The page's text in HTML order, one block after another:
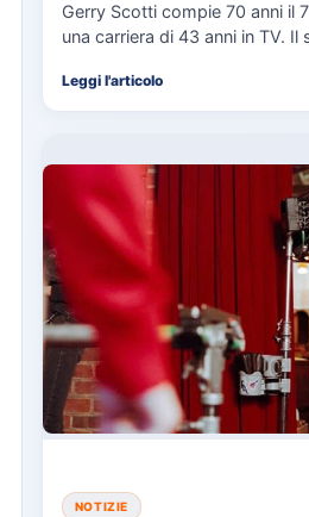
Gerry Scotti compie 70 anni il
una carriera di 43 anni in TV. Il
Leggi l'articolo
NOTIZIE